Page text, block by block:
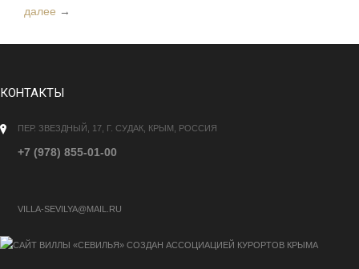
далее →
КОНТАКТЫ
ПЕР. ЗВЕЗДНЫЙ, 17, Г. СУДАК, КРЫМ, РОССИЯ
+7 (978) 855-01-00
VILLA-SEVILYA@MAIL.RU